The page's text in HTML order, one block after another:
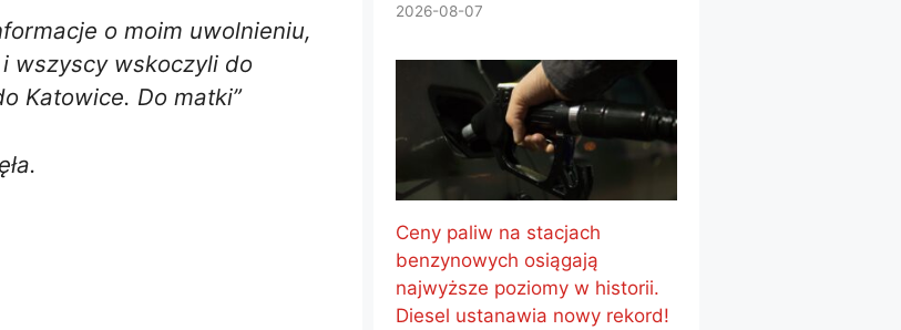
o moim uwolnieniu,
wszyscy wskoczyli do
Katowice. Do matki”
2026-08-07
Ceny paliw na stacjach
benzynowych osiągają
najwyższe poziomy w historii.
Diesel ustanawia nowy rekord!